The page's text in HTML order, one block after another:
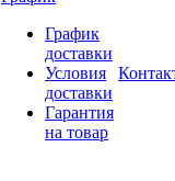
График
доставки
Условия
доставки
Гарантия
на товар